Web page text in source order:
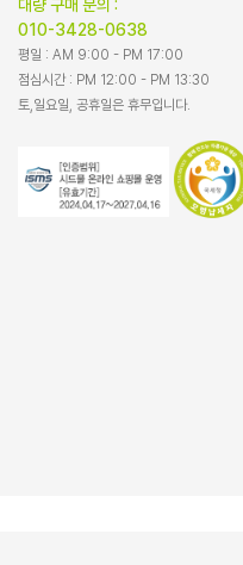
대량 구매 문의 :
010-3428-0638
평일 : AM 9:00 - PM 17:00
점심시간 : PM 12:00 - PM 13:30
토,일요일, 공휴일은 휴무입니다.